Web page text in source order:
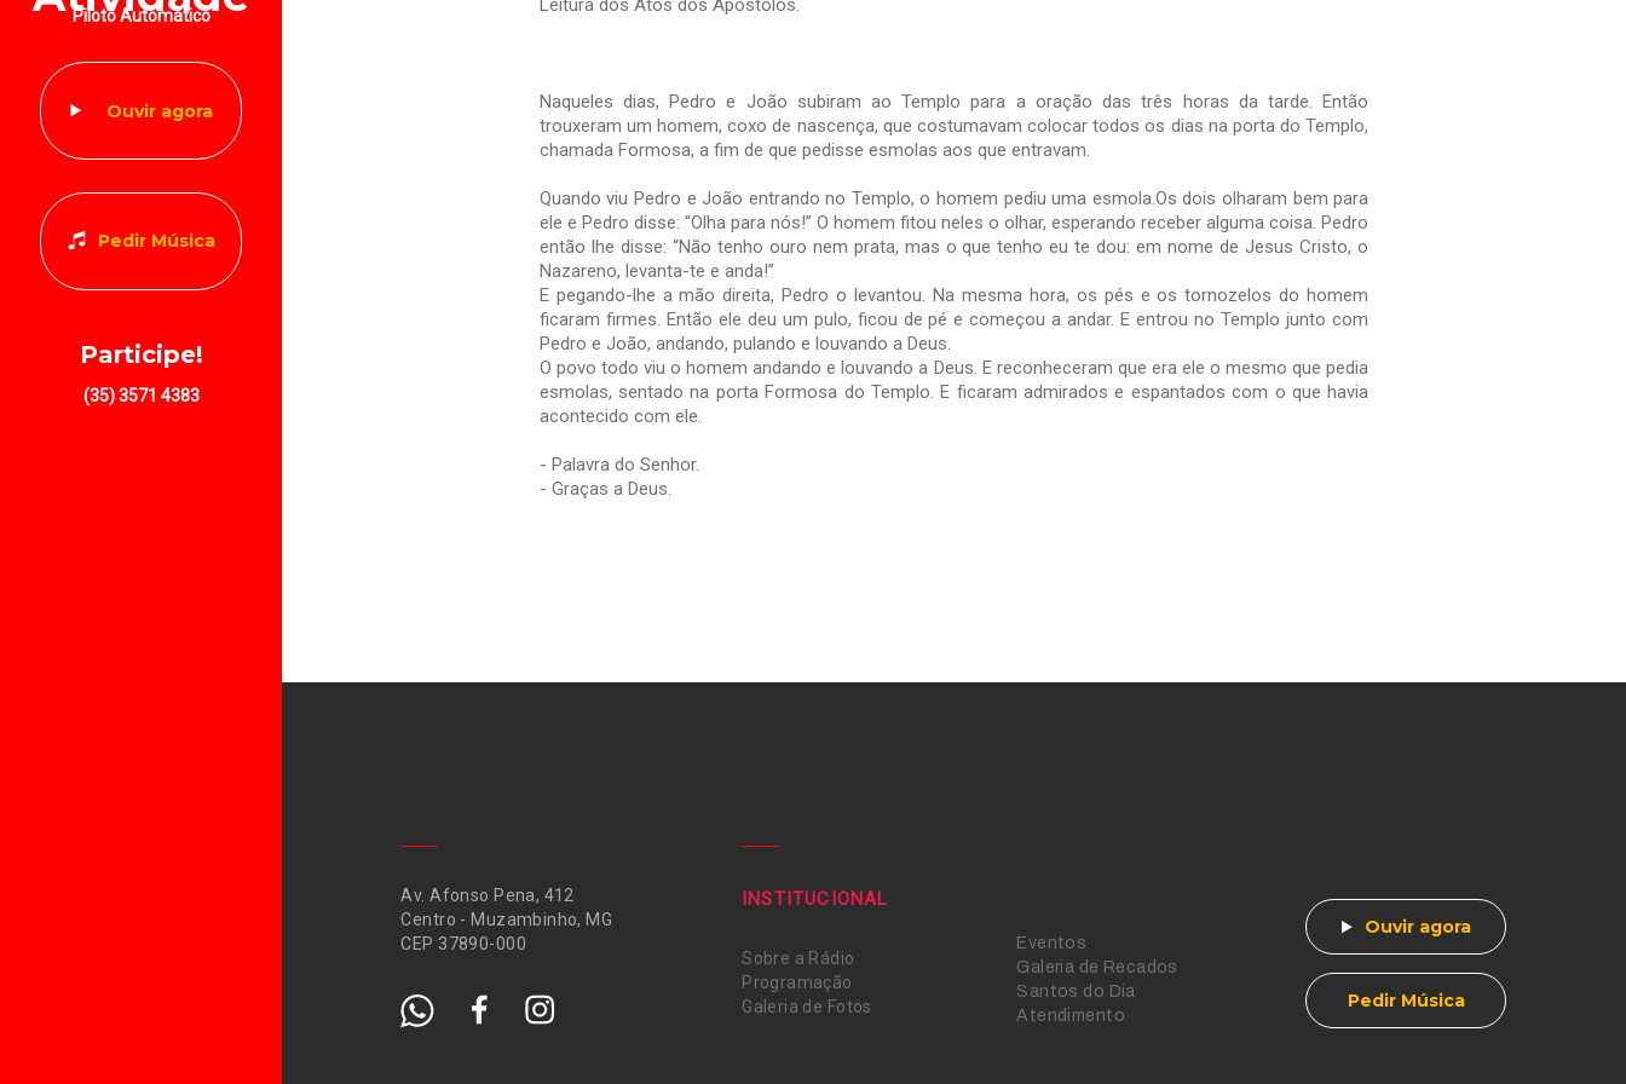
Piloto Automático
Ouvir agora
Pedir Música
Participe!
(35) 3571 4383
Leitura dos Atos dos Apóstolos.
Naqueles dias, Pedro e João subiram ao Templo para a oração das três horas da tarde. Então
trouxeram um homem, coxo de nascença, que costumavam colocar todos os dias na porta do Templo,
chamada Formosa, a fim de que pedisse esmolas aos que entravam.
Quando viu Pedro e João entrando no Templo, o homem pediu uma esmola.Os dois olharam bem para
ele e Pedro disse: “Olha para nós!” O homem fitou neles o olhar, esperando receber alguma coisa. Pedro
então lhe disse: “Não tenho ouro nem prata, mas o que tenho eu te dou: em nome de Jesus Cristo, o
Nazareno, levanta-te e anda!”
E pegando-lhe a mão direita, Pedro o levantou. Na mesma hora, os pés e os tornozelos do homem
ficaram firmes. Então ele deu um pulo, ficou de pé e começou a andar. E entrou no Templo junto com
Pedro e João, andando, pulando e louvando a Deus.
O povo todo viu o homem andando e louvando a Deus. E reconheceram que era ele o mesmo que pedia
esmolas, sentado na porta Formosa do Templo. E ficaram admirados e espantados com o que havia
acontecido com ele.
- Palavra do Senhor.
- Graças a Deus.
Av. Afonso Pena, 412
Centro - Muzambinho, MG
CEP 37890-000
INSTITUCIONAL
Sobre a Rádio
Programação
Galeria de Fotos
Eventos
Galeria de Recados
Santos do Dia
Atendimento
Ouvir agora
Pedir Música